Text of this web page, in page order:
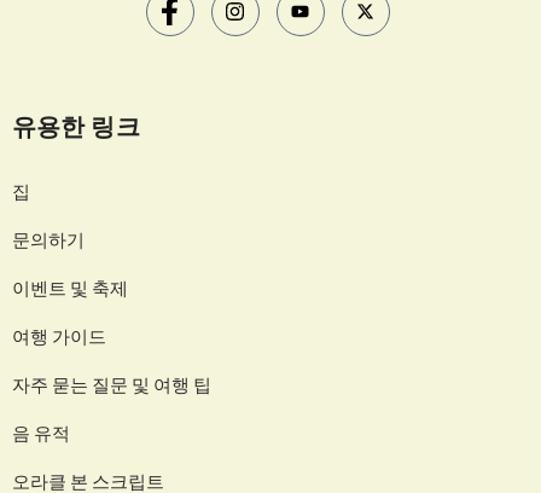
유용한 링크
집
문의하기
이벤트 및 축제
여행 가이드
자주 묻는 질문 및 여행 팁
음 유적
오라클 본 스크립트